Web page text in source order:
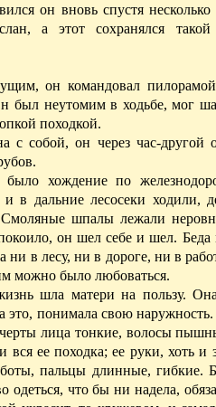
он вновь спустя
а этот сохранялся
он командовал
был неутомим в ходьбе, мог
походкой.
с собой, он через час-другой
было хождение по
в дальние лесосеки ходили,
шпалы лежали
он шел себе и шел. Беда
ни в лесу, ни в дороге, ни в
можно было любоваться.
шла матери на пользу.
это, понимала свою
лица тонкие, волосы
вся ее походка; ее руки, хоть и
пальцы длинные, гибкие.
одеться, что бы ни надела,